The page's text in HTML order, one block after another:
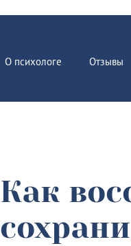
О психологе Отзывы
Как